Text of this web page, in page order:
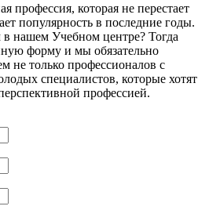
профессия, которая не перестает
популярность в последние годы.
в нашем Учебном центре? Тогда
форму и мы обязательно
не только профессионалов с
специалистов, которые хотят
профессией.